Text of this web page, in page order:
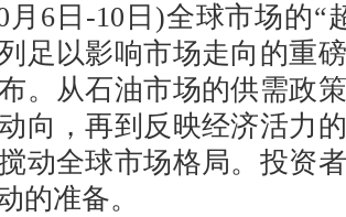
日-10日)全球市场的“
足以影响市场走向的重
。从石油市场的供需政
向，再到反映经济活力
动全球市场格局。投资
的准备。